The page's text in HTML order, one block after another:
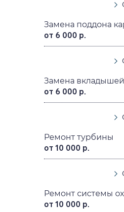
Замена поддона
от 6 000 р.
Замена вкладышей
от 6 000 р.
Ремонт турбины
от 10 000 р.
Ремонт системы
от 10 000 р.